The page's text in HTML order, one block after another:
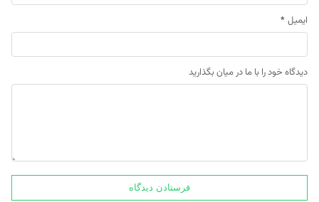
ایمیل *
دیدگاه خود را با ما در میان بگذارید